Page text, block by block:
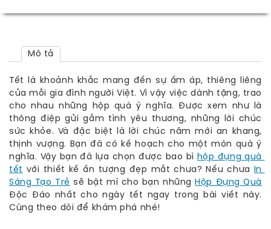
Mô tả
Tết là khoảnh khắc mang đến sự ấm áp, thiêng liêng
của mỗi gia đình người Việt. Vì vậy việc dành tặng, trao
cho nhau những hộp quà ý nghĩa. Được xem như là
thông điệp gửi gắm tình yêu thương, những lời chúc
sức khỏe. Và đặc biệt là lời chúc năm mới an khang,
thịnh vượng. Bạn đã có kế hoạch cho một món quà ý
nghĩa. Vậy bạn đã lựa chọn được bao bì hộp đựng quà
tết với thiết kế ấn tượng đẹp mắt chưa? Nếu chưa In
Sáng Tạo Trẻ sẽ bật mí cho bạn nhữngHộp Đựng Quà
Độc Đáo nhất cho ngày tết ngay trong bài viết này.
Cùng theo dõi để khám phá nhé!